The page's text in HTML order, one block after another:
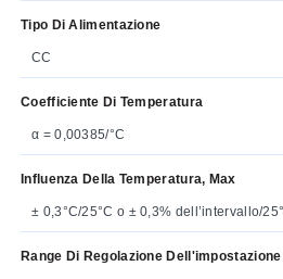
Tipo Di Alimentazione
CC
Coefficiente Di Temperatura
α = 0,00385/°C
Influenza Della Temperatura, Max
± 0,3°C/25°C o ± 0,3% dell’intervallo/
Range Di Regolazione